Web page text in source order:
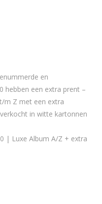
en
hebben een extra prent –
m Z met een extra
in witte kartonnen
| Luxe Album A/Z + extra